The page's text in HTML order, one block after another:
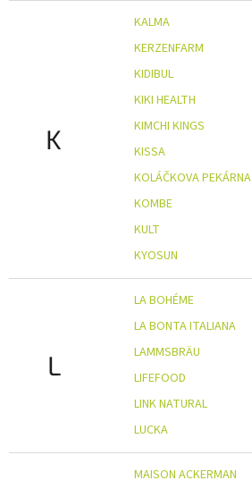
K
KALMA
KERZENFARM
KIDIBUL
KIKI HEALTH
KIMCHI KINGS
KISSA
KOLÁČKOVA PEKÁRNA
KOMBE
KULT
KYOSUN
L
LA BOHÉME
LA BONTA ITALIANA
LAMMSBRÄU
LIFEFOOD
LINK NATURAL
LUCKA
MAISON ACKERMAN